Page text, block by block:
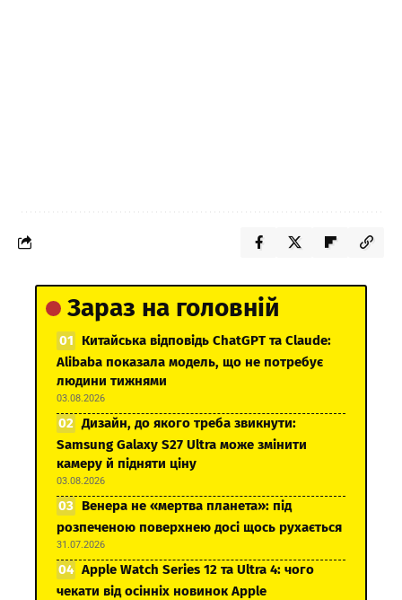
Зараз на головній
Китайська відповідь ChatGPT та Claude:
Alibaba показала модель, що не потребує
людини тижнями
03.08.2026
Дизайн, до якого треба звикнути:
Samsung Galaxy S27 Ultra може змінити
камеру й підняти ціну
03.08.2026
Венера не «мертва планета»: під
розпеченою поверхнею досі щось рухається
31.07.2026
Apple Watch Series 12 та Ultra 4: чого
чекати від осінніх новинок Apple